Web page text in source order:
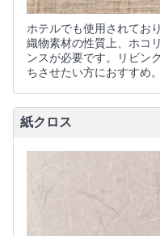
ホテルでも使用されてお
織物素材の性質上、ホコ
ンスが必要です。リビン
ちさせたい方におすすめ。
紙クロス